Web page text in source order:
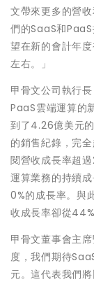
文帶來更多的營
們的SaaS和
望在新的會計年
左右。」
甲骨文公司執行
PaaS雲端運算的
到了4.26億美元
的銷售紀錄，完
閱營收成長率超
運算業務的持續
0%的成長率。與
收成長率卻從
甲骨文董事會主
度，我們期待
元。這代表我們